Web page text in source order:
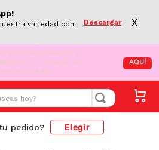
variedad con
Descargar X
Prime! Aprovecha el
en tus compras de
S/79.90
AQUÍ
hoy?
pedido? Elegir